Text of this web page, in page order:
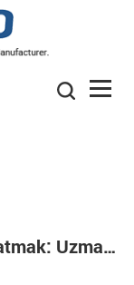
Dijital İşlemlerdeki Boşluğu Kapatmak: Uzmanlaşmış Baskı Çözümlerinin Stratejik Rolü